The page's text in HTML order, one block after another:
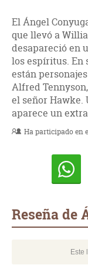
El Ángel
que llevó a
desapareció en
los espíritus. En
están
Alfred
el señor Hawke.
aparece un
Ha participado en
Reseña de
Este